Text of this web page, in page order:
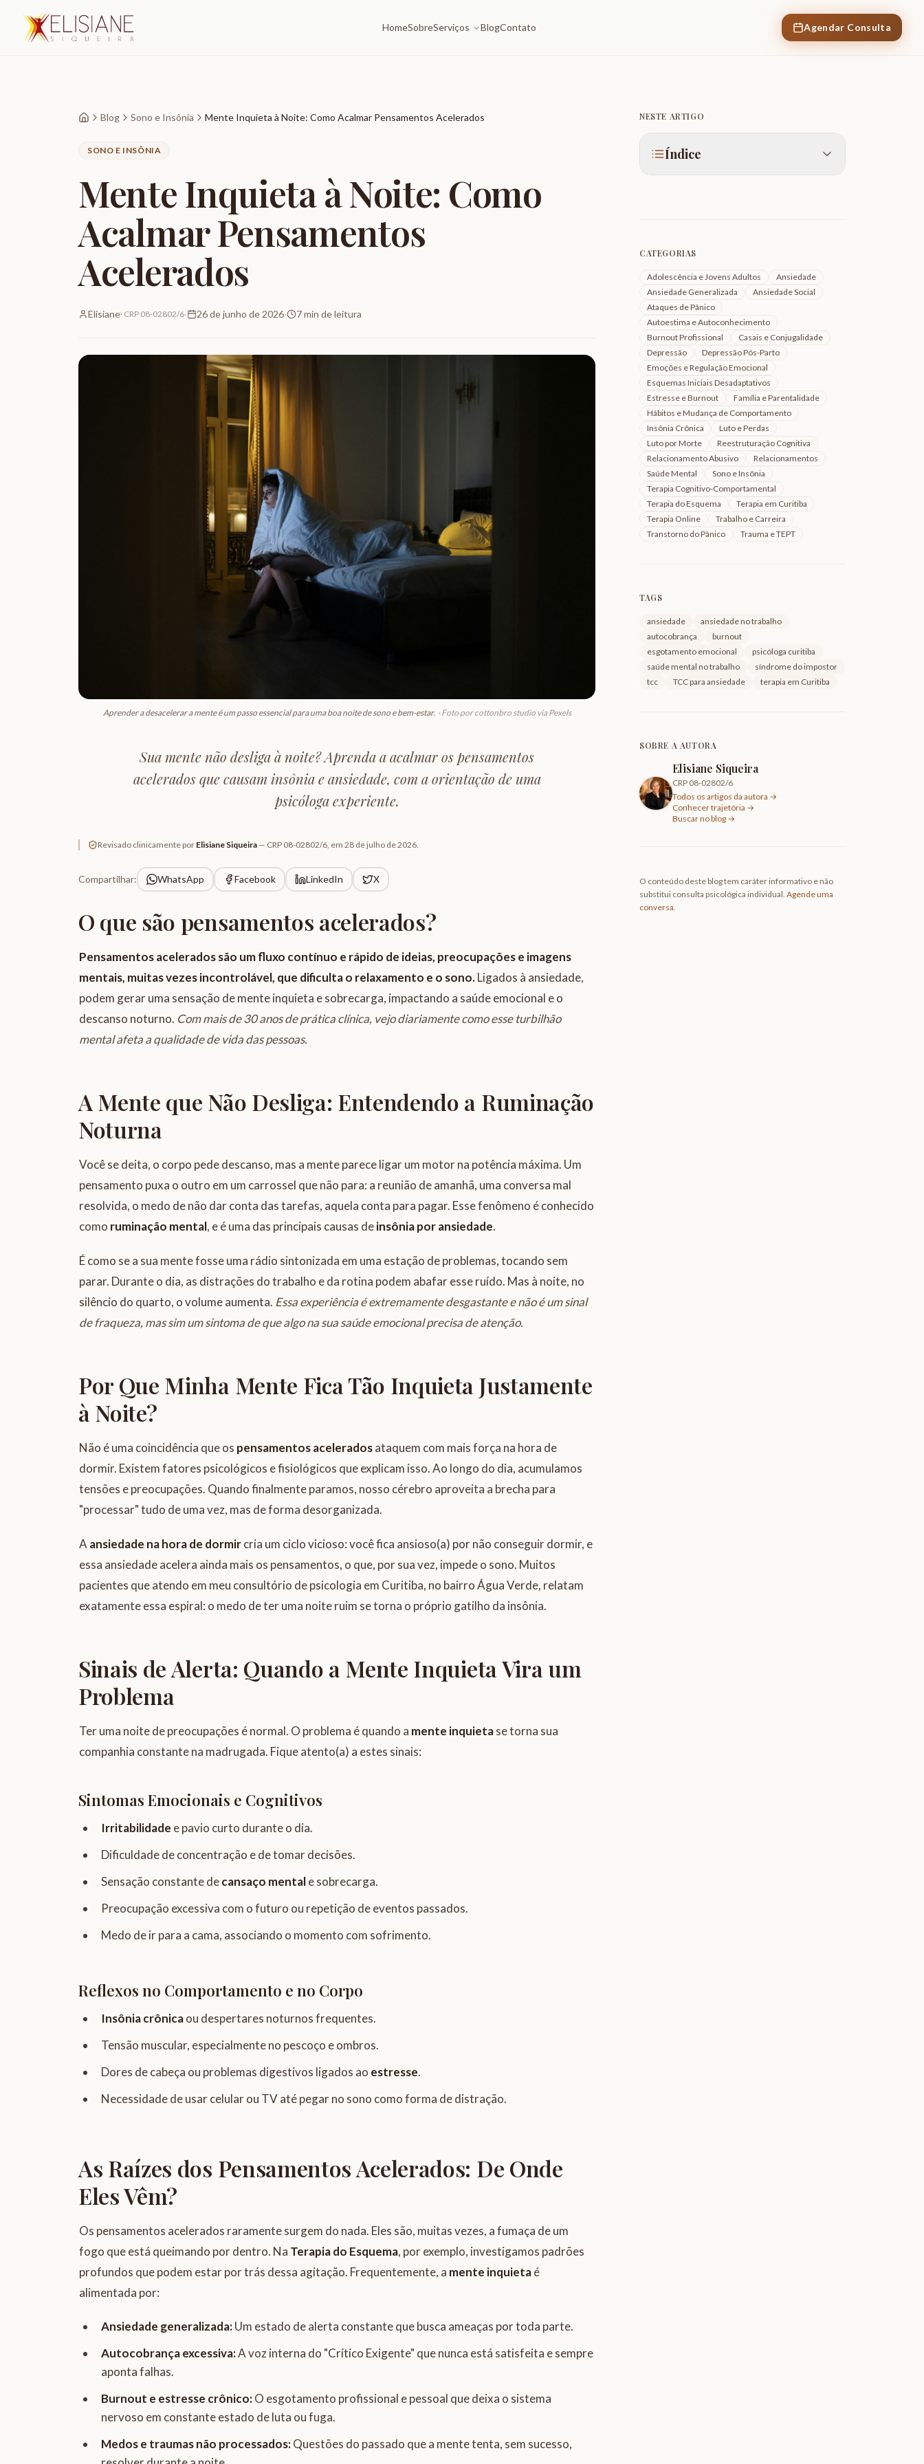
HomeSobreServiços BlogContato Agendar Consulta
Blog Sono e Insônia Mente Inquieta à Noite: Como Acalmar Pensamentos Acelerados
SONO E INSÔNIA
Mente Inquieta à Noite: Como
Acalmar Pensamentos
Acelerados
Elisiane· CRP 08-02802/6· 26 de junho de 2026· 7min de leitura
Aprender a desacelerar a mente é um passo essencial para uma boa noite de sono e bem-estar. ·Foto por cottonbro studio via Pexels
Sua mente não desliga à noite? Aprenda a acalmar os pensamentos
acelerados que causam insônia e ansiedade, com a orientação de uma
psicóloga experiente.
Revisado clinicamente por Elisiane Siqueira — CRP 08-02802/6, em 28 de julho de 2026.
Compartilhar: WhatsApp Facebook LinkedIn X
O que são pensamentos acelerados?
Pensamentos acelerados são um fluxo contínuo e rápido de ideias, preocupações e imagens
mentais, muitas vezes incontrolável, que dificulta o relaxamento e o sono.Ligados à ansiedade,
podem gerar uma sensação de mente inquieta e sobrecarga, impactando a saúde emocional e o
descanso noturno. Com mais de 30 anos de prática clínica, vejo diariamente como esse turbilhão
mental afeta a qualidade de vida das pessoas.
A Mente que Não Desliga: Entendendo a Ruminação
Noturna
Você se deita, o corpo pede descanso, mas a mente parece ligar um motor na potência máxima. Um
pensamento puxa o outro em um carrossel que não para: a reunião de amanhã, uma conversa mal
resolvida, o medo de não dar conta das tarefas, aquela conta para pagar. Esse fenômeno é conhecido
como ruminação mental, e é uma das principais causas deinsônia por ansiedade.
É como se a sua mente fosse uma rádio sintonizada em uma estação de problemas, tocando sem
parar. Durante o dia, as distrações do trabalho e da rotina podem abafar esse ruído. Mas à noite, no
silêncio do quarto, o volume aumenta. Essa experiência é extremamente desgastante e não é um sinal
de fraqueza, mas sim um sintoma de que algo na sua saúde emocional precisa de atenção.
Por Que Minha Mente Fica Tão Inquieta Justamente
à Noite?
Não é uma coincidência que os pensamentos aceleradosataquem com mais força na hora de
dormir. Existem fatores psicológicos e fisiológicos que explicam isso. Ao longo do dia, acumulamos
tensões e preocupações. Quando finalmente paramos, nosso cérebro aproveita a brecha para
"processar" tudo de uma vez, mas de forma desorganizada.
A ansiedade na hora de dormircria um ciclo vicioso: você fica ansioso(a) por não conseguir dormir, e
essa ansiedade acelera ainda mais os pensamentos, o que, por sua vez, impede o sono. Muitos
pacientes que atendo em meu consultório de psicologia em Curitiba, no bairro Água Verde, relatam
exatamente essa espiral: o medo de ter uma noite ruim se torna o próprio gatilho da insônia.
Sinais de Alerta: Quando a Mente Inquieta Vira um
Problema
Ter uma noite de preocupações é normal. O problema é quando a mente inquietase torna sua
companhia constante na madrugada. Fique atento(a) a estes sinais:
Sintomas Emocionais e Cognitivos
Irritabilidade e pavio curto durante o dia.
Dificuldade de concentração e de tomar decisões.
Sensação constante decansaço mentale sobrecarga.
Preocupação excessiva com o futuro ou repetição de eventos passados.
Medo de ir para a cama, associando o momento com sofrimento.
Reflexos no Comportamento e no Corpo
Insônia crônicaou despertares noturnos frequentes.
Tensão muscular, especialmente no pescoço e ombros.
Dores de cabeça ou problemas digestivos ligados ao estresse.
Necessidade de usar celular ou TV até pegar no sono como forma de distração.
As Raízes dos Pensamentos Acelerados: De Onde
Eles Vêm?
Os pensamentos acelerados raramente surgem do nada. Eles são, muitas vezes, a fumaça de um
fogo que está queimando por dentro. Na Terapia do Esquema, por exemplo, investigamos padrões
profundos que podem estar por trás dessa agitação. Frequentemente, a mente inquietaé
alimentada por:
Ansiedade generalizada:Um estado de alerta constante que busca ameaças por toda parte.
Autocobrança excessiva:A voz interna do "Crítico Exigente" que nunca está satisfeita e sempre
aponta falhas.
Burnout e estresse crônico:O esgotamento profissional e pessoal que deixa o sistema
nervoso em constante estado de luta ou fuga.
Medos e traumas não processados:Questões do passado que a mente tenta, sem sucesso,
NESTE ARTIGO
Índice
CATEGORIAS
Adolescência e Jovens Adultos
Ansiedade
Ansiedade Generalizada
Ansiedade Social
Ataques de Pânico
Autoestima e Autoconhecimento
Burnout Profissional
Casais e Conjugalidade
Depressão
Depressão Pós-Parto
Emoções e Regulação Emocional
Esquemas Iniciais Desadaptativos
Estresse e Burnout
Família e Parentalidade
Hábitos e Mudança de Comportamento
Insônia Crônica
Luto e Perdas
Luto por Morte
Reestruturação Cognitiva
Relacionamento Abusivo
Relacionamentos
Saúde Mental
Sono e Insônia
Terapia Cognitivo-Comportamental
Terapia do Esquema
Terapia em Curitiba
Terapia Online
Trabalho e Carreira
Transtorno do Pânico
Trauma e TEPT
TAGS
ansiedade
ansiedade no trabalho
autocobrança
burnout
esgotamento emocional
psicóloga curitiba
saúde mental no trabalho
síndrome do impostor
tcc
TCC para ansiedade terapia em Curitiba
SOBRE A AUTORA
Elisiane Siqueira
CRP 08-02802/6
Todos os artigos da autora →
Conhecer trajetória →
Buscar no blog →
O conteúdo deste blog tem caráter informativo e não
substitui consulta psicológica individual. Agende uma
conversa.